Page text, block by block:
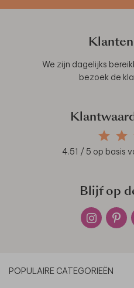
We zijn dagelijks
bezoek de
4.51 / 5 op basis
Blijf op
POPULAIRE CATEGORIEËN